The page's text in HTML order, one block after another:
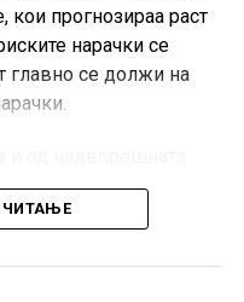
кои прогнозираа раст
нарачки се
главно се должи на
јуни се зголемил за
значително над